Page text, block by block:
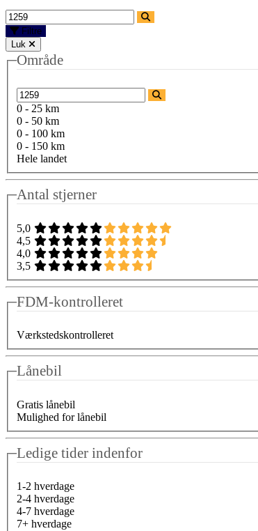
Filtre
Luk
Område
0 - 25 km
0 - 50 km
0 - 100 km
0 - 150 km
Hele landet
Antal stjerner
5,0
4,5
4,0
3,5
FDM-kontrolleret
Værkstedskontrolleret
Lånebil
Gratis lånebil
Mulighed for lånebil
Ledige tider indenfor
1-2 hverdage
2-4 hverdage
4-7 hverdage
7+ hverdage